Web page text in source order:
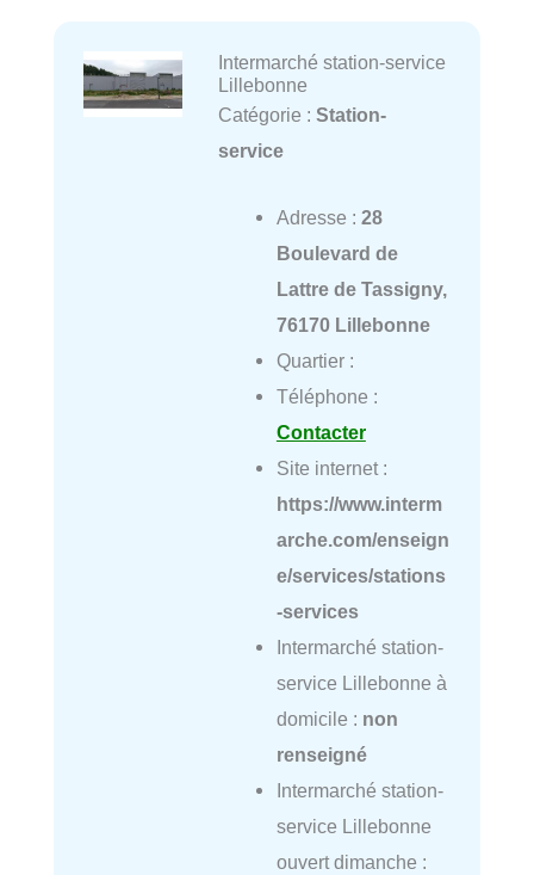
Intermarché station-service
Lillebonne
Catégorie : Station-
service
Adresse : 28
Boulevard de
Lattre de Tassigny,
76170 Lillebonne
Quartier :
Téléphone :
Contacter
Site internet :
https://www.interm
arche.com/enseign
e/services/stations
-services
Intermarché station-
service Lillebonne à
domicile : non
renseigné
Intermarché station-
service Lillebonne
ouvert dimanche :